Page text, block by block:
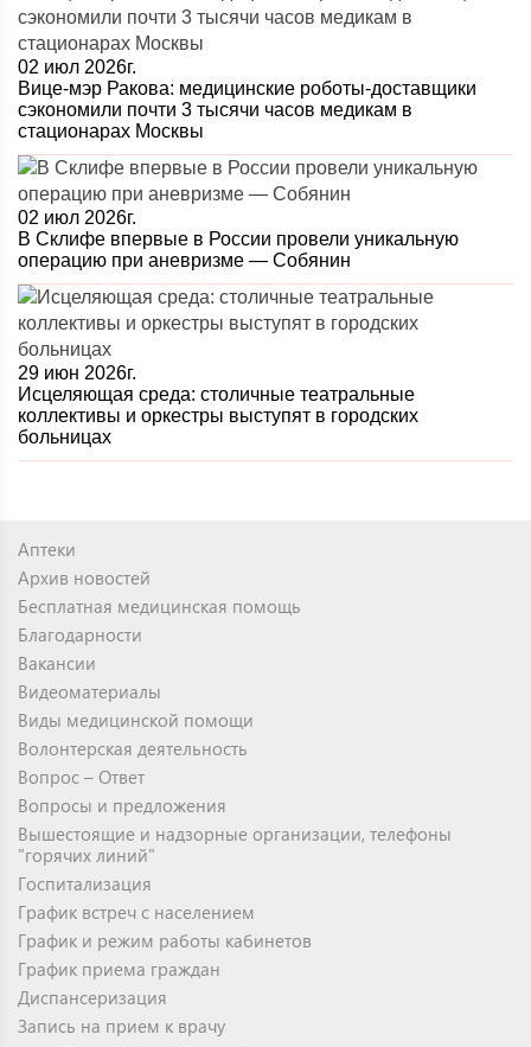
02 июл 2026г.
Вице-мэр Ракова: медицинские роботы-доставщики
сэкономили почти 3 тысячи часов медикам в
стационарах Москвы
02 июл 2026г.
В Склифе впервые в России провели уникальную
операцию при аневризме — Собянин
29 июн 2026г.
Исцеляющая среда: столичные театральные
коллективы и оркестры выступят в городских
больницах
Аптеки
Архив новостей
Бесплатная медицинская помощь
Благодарности
Вакансии
Видеоматериалы
Виды медицинской помощи
Волонтерская деятельность
Вопрос – Ответ
Вопросы и предложения
Вышестоящие и надзорные организации, телефоны
"горячих линий"
Госпитализация
График встреч с населением
График и режим работы кабинетов
График приема граждан
Диспансеризация
Запись на прием к врачу